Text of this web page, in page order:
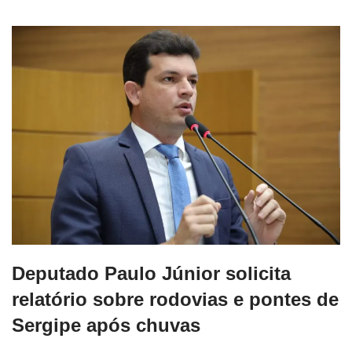
Deputado Paulo Júnior solicita
relatório sobre rodovias e pontes de
Sergipe após chuvas